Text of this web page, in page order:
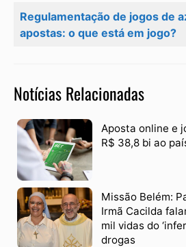
Regulamentação de jogos de
apostas: o que está em jogo?
Notícias Relacionadas
Aposta online e
R$ 38,8 bi ao
Missão Belém:
Irmã Cacilda
mil vidas do
drogas